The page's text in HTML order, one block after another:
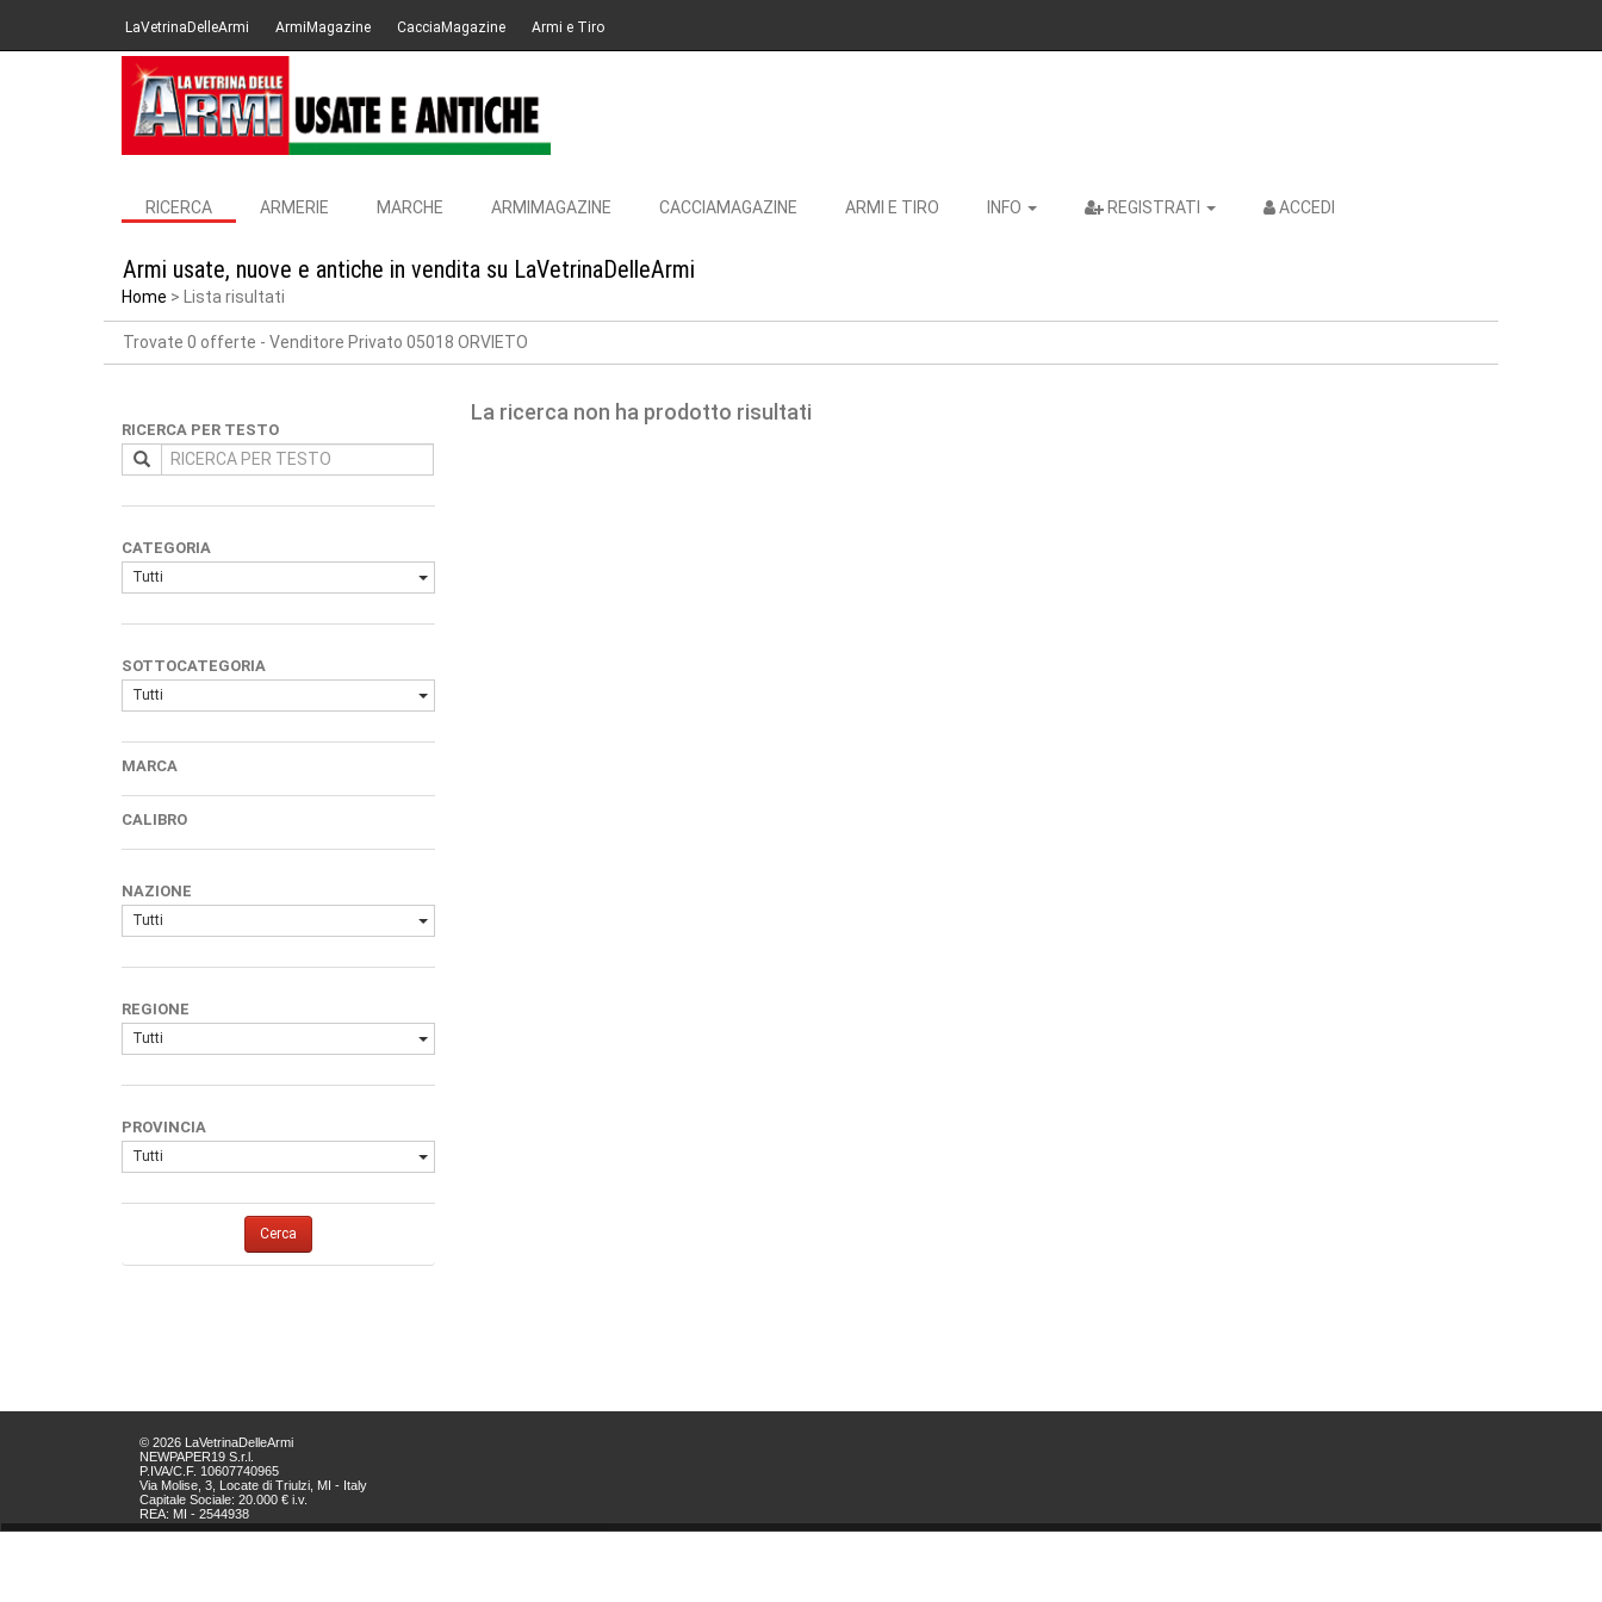
LaVetrinaDelleArmi ArmiMagazine CacciaMagazine Armi e Tiro
RICERCA ARMERIE MARCHE ARMIMAGAZINE CACCIAMAGAZINE ARMI E TIRO INFO REGISTRATI ACCEDI
Armi usate, nuove e antiche in vendita su LaVetrinaDelleArmi
Home Lista risultati
Trovate 0 offerte - Venditore Privato 05018 ORVIETO
RICERCA PER TESTO
CATEGORIA
Tutti
SOTTOCATEGORIA
Tutti
MARCA
CALIBRO
NAZIONE
Tutti
REGIONE
Tutti
PROVINCIA
Tutti
Cerca
La ricerca non ha prodotto risultati
© 2026 LaVetrinaDelleArmi
NEWPAPER19 S.r.l.
P.IVA/C.F. 10607740965
Via Molise, 3, Locate di Triulzi, MI - Italy
Capitale Sociale: 20.000 € i.v.
REA: MI - 2544938